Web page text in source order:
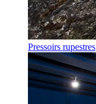
Pressoirs rupestres